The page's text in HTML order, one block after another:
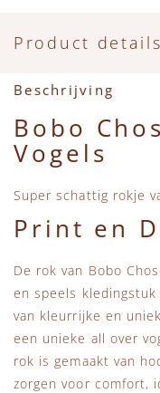
Zwemkleding
Feestkleding
Beren,
Beren
Mini Rodini
+1 in the family
New Balance
Piupiuchick
Sproet & Sprout
Tiny Cottons
Product details
Beschrijving
Bobo
Vogels
Super schattig rokje
Print en
De rok van Bobo
en speels
van kleurrijke en
een unieke all over
rok is gemaakt van
zorgen voor comfort,